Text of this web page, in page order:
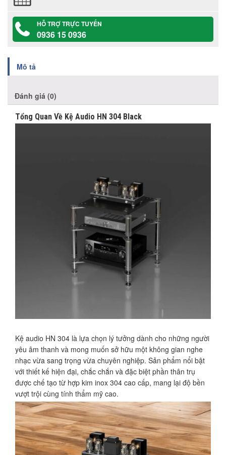
HỖ TRỢ TRỰC TUYẾN
0936 15 0936
Mô tả
Đánh giá (0)
Tổng Quan Về Kệ Audio HN 304 Black
Kệ audio HN 304 là lựa chọn lý tưởng dành cho những người
yêu âm thanh và mong muốn sở hữu một không gian nghe
nhạc vừa sang trọng vừa chuyên nghiệp. Sản phẩm nổi bật
với thiết kế hiện đại, chắc chắn và đặc biệt phần thân trụ
được chế tạo từ hợp kim inox 304 cao cấp, mang lại độ bền
vượt trội cùng tính thẩm mỹ cao.